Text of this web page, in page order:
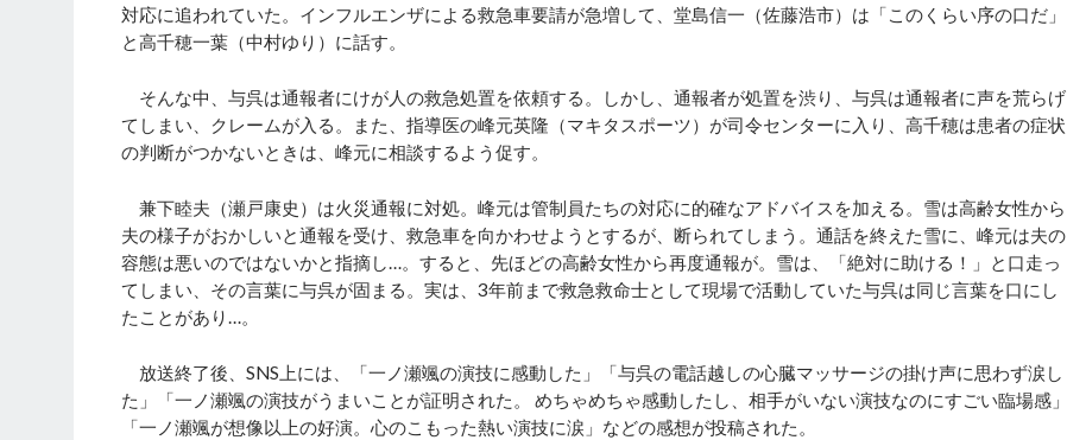
対応に追われていた。インフルエンザによる救急車要請が急増して、堂島信一（佐藤浩市）は「このくらい序の口だ」
と高千穂一葉（中村ゆり）に話す。
そんな中、与呉は通報者にけが人の救急処置を依頼する。しかし、通報者が処置を渋り、与呉は通報者に声を荒らげ
てしまい、クレームが入る。また、指導医の峰元英隆（マキタスポーツ）が司令センターに入り、高千穂は患者の症状
の判断がつかないときは、峰元に相談するよう促す。
兼下睦夫（瀬戸康史）は火災通報に対処。峰元は管制員たちの対応に的確なアドバイスを加える。雪は高齢女性から
夫の様子がおかしいと通報を受け、救急車を向かわせようとするが、断られてしまう。通話を終えた雪に、峰元は夫の
容態は悪いのではないかと指摘し…。すると、先ほどの高齢女性から再度通報が。雪は、「絶対に助ける！」と口走っ
てしまい、その言葉に与呉が固まる。実は、3年前まで救急救命士として現場で活動していた与呉は同じ言葉を口にし
たことがあり…。
放送終了後、SNS上には、「一ノ瀬颯の演技に感動した」「与呉の電話越しの心臓マッサージの掛け声に思わず涙し
た」「一ノ瀬颯の演技がうまいことが証明された。 めちゃめちゃ感動したし、相手がいない演技なのにすごい臨場感」
「一ノ瀬颯が想像以上の好演。心のこもった熱い演技に涙」などの感想が投稿された。